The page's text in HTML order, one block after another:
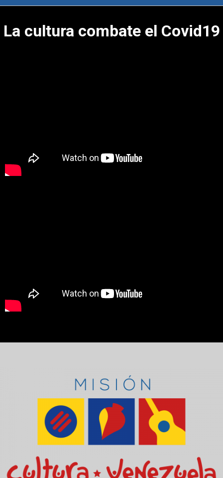
La cultura combate el Covid19